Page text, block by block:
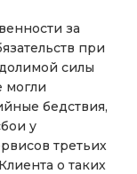
за
при
силы
могли
бедствия,
у
третьих
о таких